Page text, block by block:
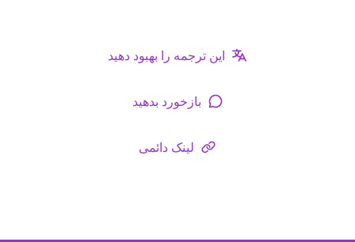
این ترجمه را بهبود دهید
بازخورد بدهید
لینک دائمی